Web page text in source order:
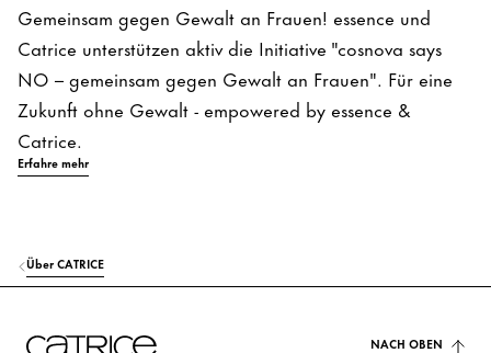
Gemeinsam gegen Gewalt an Frauen! essence und
Catrice unterstützen aktiv die Initiative "cosnova says
NO – gemeinsam gegen Gewalt an Frauen". Für eine
Zukunft ohne Gewalt - empowered by essence &
Catrice.
Erfahre mehr
Über CATRICE
NACH OBEN